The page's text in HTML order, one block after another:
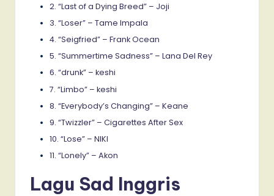
2. “Last of a Dying Breed” – Joji
3. “Loser” – Tame Impala
4. “Seigfried” – Frank Ocean
5. “Summertime Sadness” – Lana Del Rey
6. “drunk” – keshi
7. “Limbo” – keshi
8. “Everybody’s Changing” – Keane
9. “Twizzler” – Cigarettes After Sex
10. “Lose” – NIKI
11. “Lonely” – Akon
Lagu Sad Inggris